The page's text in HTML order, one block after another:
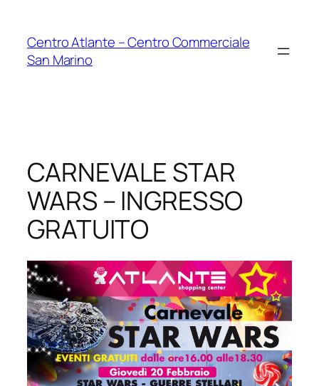
contenuto
Centro Atlante – Centro Commerciale
San Marino
CARNEVALE STAR
WARS – INGRESSO
GRATUITO